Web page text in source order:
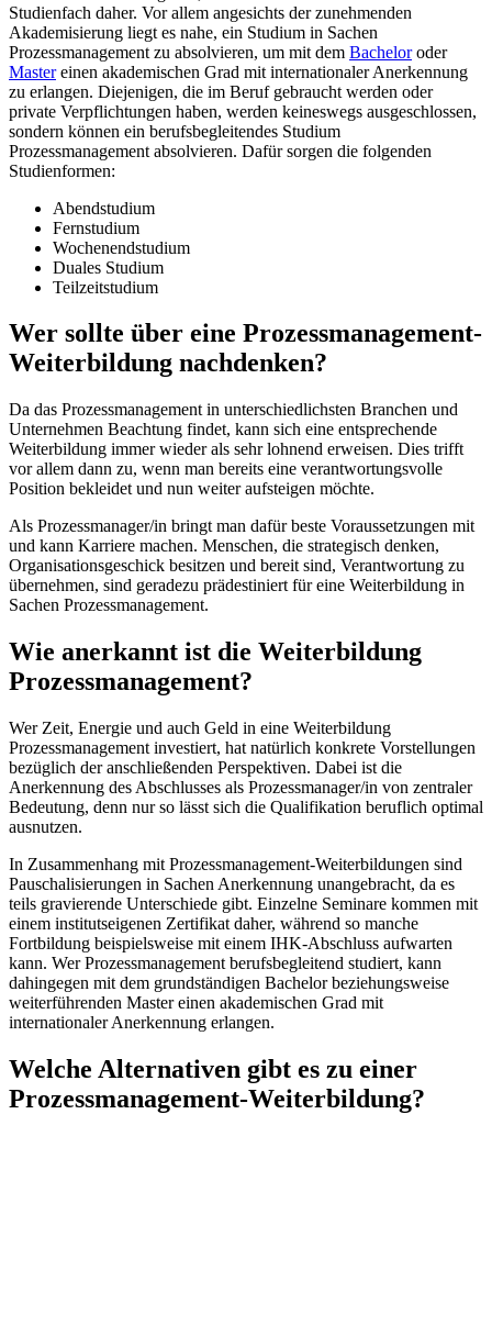
Studienfach daher. Vor allem angesichts der zunehmenden
Akademisierung liegt es nahe, ein Studium in Sachen
Prozessmanagement zu absolvieren, um mit dem Bacheloroder
Mastereinen akademischen Grad mit internationaler Anerkennung
zu erlangen. Diejenigen, die im Beruf gebraucht werden oder
private Verpflichtungen haben, werden keineswegs ausgeschlossen,
sondern können ein berufsbegleitendes Studium
Prozessmanagement absolvieren. Dafür sorgen die folgenden
Studienformen:
Abendstudium
Fernstudium
Wochenendstudium
Duales Studium
Teilzeitstudium
Wer sollte über eine Prozessmanagement-
Weiterbildung nachdenken?
Da das Prozessmanagement in unterschiedlichsten Branchen und
Unternehmen Beachtung findet, kann sich eine entsprechende
Weiterbildung immer wieder als sehr lohnend erweisen. Dies trifft
vor allem dann zu, wenn man bereits eine verantwortungsvolle
Position bekleidet und nun weiter aufsteigen möchte.
Als Prozessmanager/in bringt man dafür beste Voraussetzungen mit
und kann Karriere machen. Menschen, die strategisch denken,
Organisationsgeschick besitzen und bereit sind, Verantwortung zu
übernehmen, sind geradezu prädestiniert für eine Weiterbildung in
Sachen Prozessmanagement.
Wie anerkannt ist die Weiterbildung
Prozessmanagement?
Wer Zeit, Energie und auch Geld in eine Weiterbildung
Prozessmanagement investiert, hat natürlich konkrete Vorstellungen
bezüglich der anschließenden Perspektiven. Dabei ist die
Anerkennung des Abschlusses als Prozessmanager/in von zentraler
Bedeutung, denn nur so lässt sich die Qualifikation beruflich optimal
ausnutzen.
In Zusammenhang mit Prozessmanagement-Weiterbildungen sind
Pauschalisierungen in Sachen Anerkennung unangebracht, da es
teils gravierende Unterschiede gibt. Einzelne Seminare kommen mit
einem institutseigenen Zertifikat daher, während so manche
Fortbildung beispielsweise mit einem IHK-Abschluss aufwarten
kann. Wer Prozessmanagement berufsbegleitend studiert, kann
dahingegen mit dem grundständigen Bachelor beziehungsweise
weiterführenden Master einen akademischen Grad mit
internationaler Anerkennung erlangen.
Welche Alternativen gibt es zu einer
Prozessmanagement-Weiterbildung?